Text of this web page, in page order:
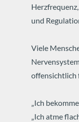
und
Viele
offensichtlich
„Ich
„Ich atme